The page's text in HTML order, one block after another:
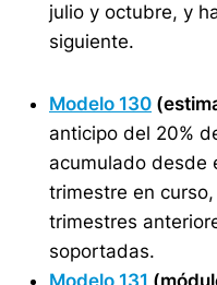
julio y octubre, y
siguiente.
Modelo 130
anticipo del 20%
acumulado desde
trimestre en
trimestres
soportadas.
Modelo 131